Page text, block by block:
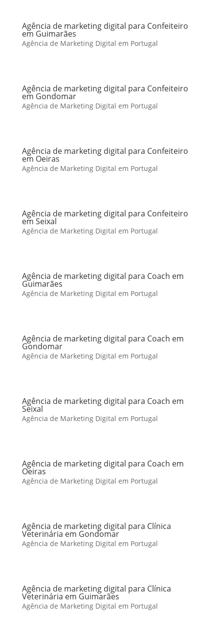
Agência de marketing digital para Confeiteiro
em Guimarães
Agência de Marketing Digital em Portugal
Agência de marketing digital para Confeiteiro
em Gondomar
Agência de Marketing Digital em Portugal
Agência de marketing digital para Confeiteiro
em Oeiras
Agência de Marketing Digital em Portugal
Agência de marketing digital para Confeiteiro
em Seixal
Agência de Marketing Digital em Portugal
Agência de marketing digital para Coach em
Guimarães
Agência de Marketing Digital em Portugal
Agência de marketing digital para Coach em
Gondomar
Agência de Marketing Digital em Portugal
Agência de marketing digital para Coach em
Seixal
Agência de Marketing Digital em Portugal
Agência de marketing digital para Coach em
Oeiras
Agência de Marketing Digital em Portugal
Agência de marketing digital para Clínica
Veterinária em Gondomar
Agência de Marketing Digital em Portugal
Agência de marketing digital para Clínica
Veterinária em Guimarães
Agência de Marketing Digital em Portugal